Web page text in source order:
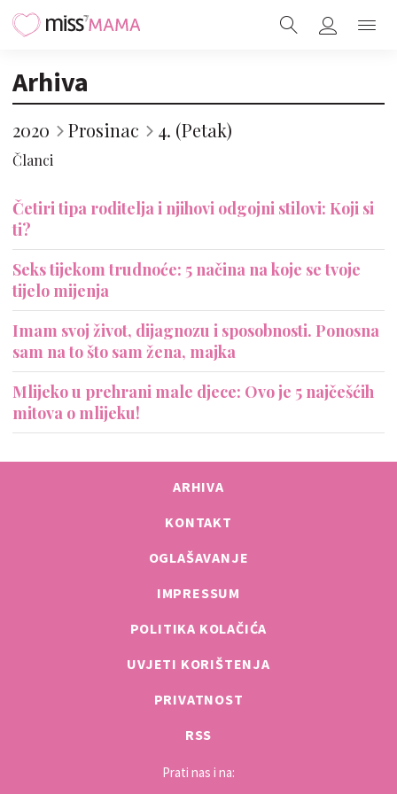
Arhiva
2020 Prosinac 4. (Petak)
Članci
Četiri tipa roditelja i njihovi odgojni stilovi: Koji si
ti?
Seks tijekom trudnoće: 5 načina na koje se tvoje
tijelo mijenja
Imam svoj život, dijagnozu i sposobnosti. Ponosna
sam na to što sam žena, majka
Mlijeko u prehrani male djece: Ovo je 5 najčešćih
mitova o mlijeku!
ARHIVA
KONTAKT
OGLAŠAVANJE
IMPRESSUM
POLITIKA KOLAČIĆA
UVJETI KORIŠTENJA
PRIVATNOST
RSS
Prati nas i na: